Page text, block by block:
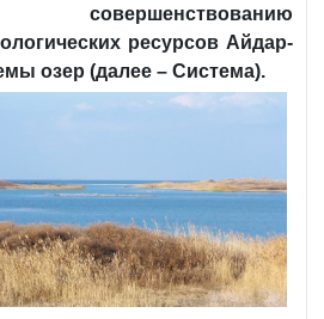
совершенствованию
ресурсов Айдар-
озер (далее – Система).